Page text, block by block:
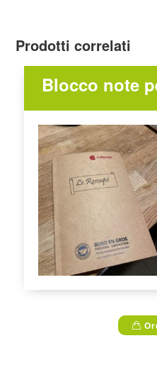
Prodotti correlati
Blocco note